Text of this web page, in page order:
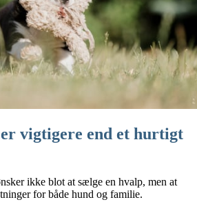
vigtigere end et hurtigt
ikke blot at sælge en hvalp, men at
for både hund og familie.